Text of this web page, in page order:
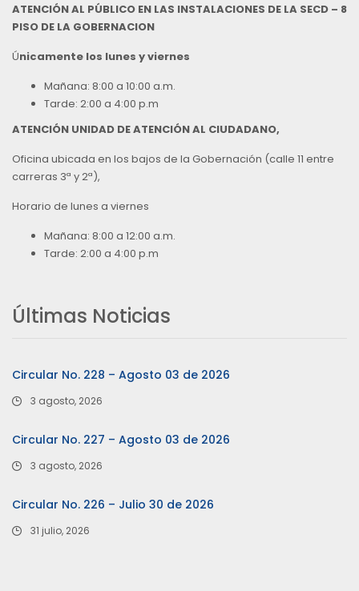
ATENCIÓN AL PÚBLICO EN LAS INSTALACIONES DE LA SECD – 8
PISO DE LA GOBERNACION
Únicamente los lunes y viernes
Mañana: 8:00 a 10:00 a.m.
Tarde: 2:00 a 4:00 p.m
ATENCIÓN UNIDAD DE ATENCIÓN AL CIUDADANO,
Oficina ubicada en los bajos de la Gobernación (calle 11 entre
carreras 3ª y 2ª),
Horario de lunes a viernes
Mañana: 8:00 a 12:00 a.m.
Tarde: 2:00 a 4:00 p.m
Últimas Noticias
Circular No. 228 – Agosto 03 de 2026
3 agosto, 2026
Circular No. 227 – Agosto 03 de 2026
3 agosto, 2026
Circular No. 226 – Julio 30 de 2026
31 julio, 2026